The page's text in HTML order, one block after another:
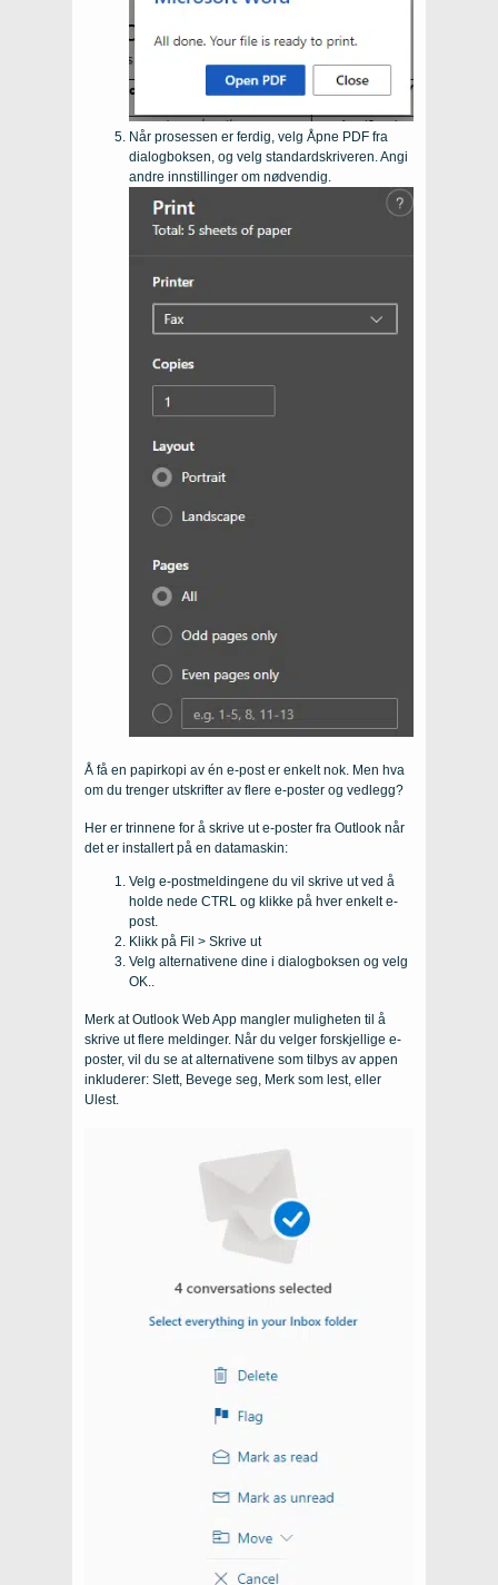
Når prosessen er ferdig, velg Åpne PDF fra
dialogboksen, og velg standardskriveren. Angi
andre innstillinger om nødvendig.
Å få en papirkopi av én e-post er enkelt nok. Men hva
om du trenger utskrifter av flere e-poster og vedlegg?
Her er trinnene for å skrive ut e-poster fra Outlook når
det er installert på en datamaskin:
Velg e-postmeldingene du vil skrive ut ved å
holde nede CTRL og klikke på hver enkelt e-
post.
Klikk på Fil > Skrive ut
Velg alternativene dine i dialogboksen og velg
OK..
Merk at Outlook Web App mangler muligheten til å
skrive ut flere meldinger. Når du velger forskjellige e-
poster, vil du se at alternativene som tilbys av appen
inkluderer: Slett, Bevege seg, Merk som lest, eller
Ulest.